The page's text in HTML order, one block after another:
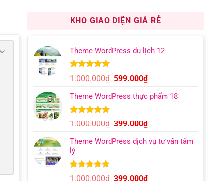
KHO GIAO DIỆN GIÁ RẺ
Theme WordPress du lịch 12
5.00trên 5
dựa trên
9
đánh giá
1.000.000₫ Giá
là:
599.000₫Giá
tại
599.000₫.
Theme WordPress thực phẩm 18
5.00trên 5
dựa trên
6
đánh giá
1.000.000₫ Giá
là:
399.000₫Giá
tại
Theme WordPress dịch vụ tư vấn tâm
lý
5.00trên 5
12
1.000.000₫ Giá
399.000₫Giá